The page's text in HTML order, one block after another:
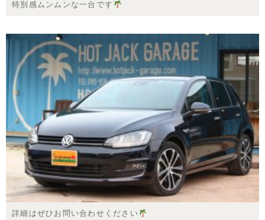
特別感ムンムンな一台です
詳細はぜひお問い合わせください